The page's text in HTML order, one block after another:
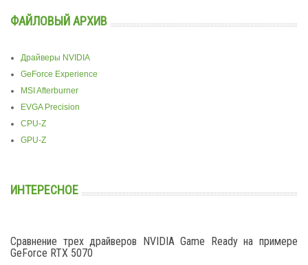
ФАЙЛОВЫЙ АРХИВ
Драйверы NVIDIA
GeForce Experience
MSI Afterburner
EVGA Precision
CPU-Z
GPU-Z
ИНТЕРЕСНОЕ
Сравнение трех драйверов NVIDIA Game Ready на примере
GeForce RTX 5070